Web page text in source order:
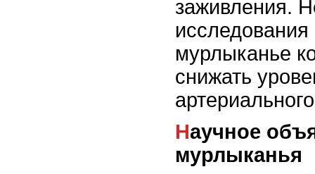
заживления.
исследования
мурлыканье
снижать
Научное объяснение
мурлыканья